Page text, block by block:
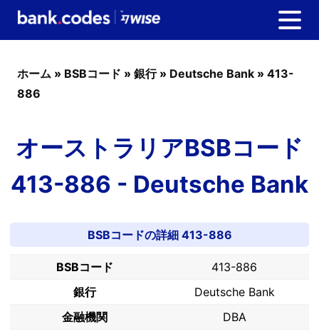
ホーム » BSBコード » 銀行» Deutsche Bank » 413-
886
オーストラリアBSBコード
413-886 - Deutsche Bank
BSBコードの詳細 413-886
BSBコード
413-886
銀行
Deutsche Bank
金融機関
DBA